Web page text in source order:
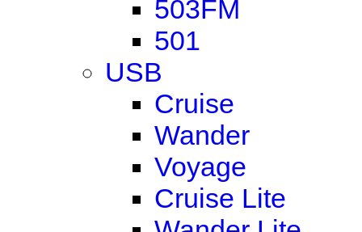
503FM
501
USB
Cruise
Wander
Voyage
Cruise Lite